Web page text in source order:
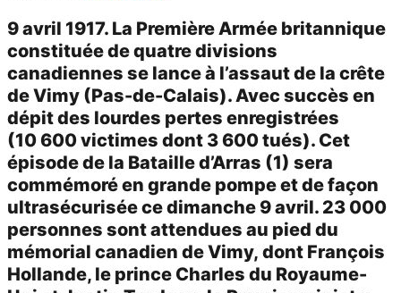
9 avril 1917. La Première Armée britannique
constituée de quatre divisions
canadiennes se lance à l’assaut de la crête
de Vimy (Pas-de-Calais). Avec succès en
dépit des lourdes pertes enregistrées
(10 600 victimes dont 3 600 tués). Cet
épisode de la Bataille d’Arras (1) sera
commémoré en grande pompe et de façon
ultrasécurisée ce dimanche 9 avril. 23 000
personnes sont attendues au pied du
mémorial canadien de Vimy, dont François
Hollande, le prince Charles du Royaume-